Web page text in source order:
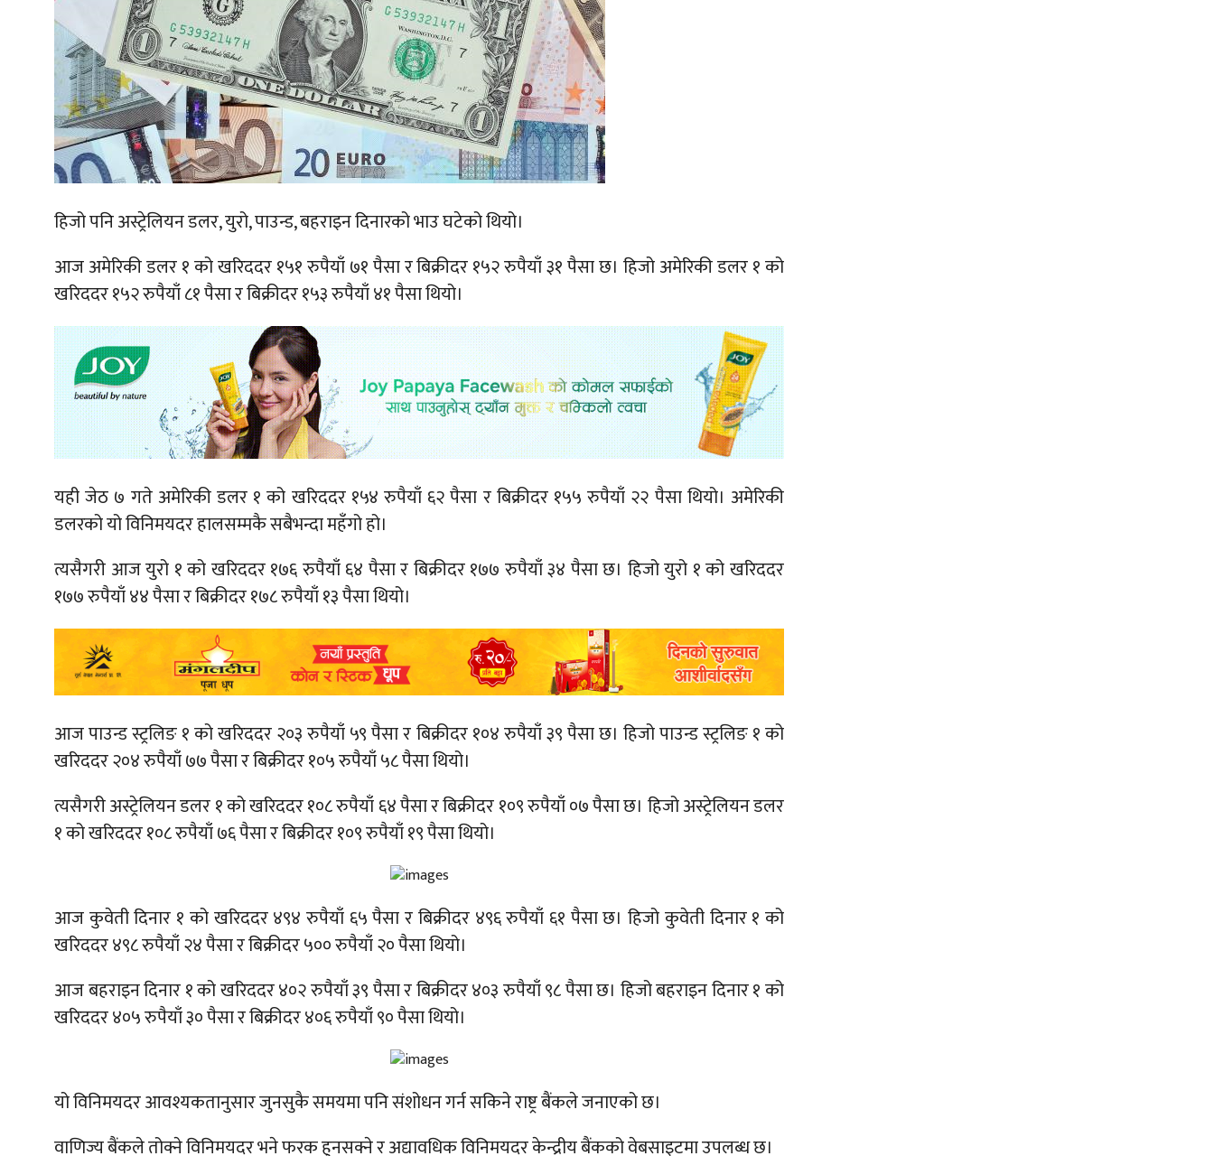
हिजो पनि अस्ट्रेलियन डलर, युरो, पाउन्ड, बहराइन दिनारको भाउ घटेको थियो।
आज अमेरिकी डलर १ को खरिददर १५१ रुपैयाँ ७१ पैसा र बिक्रीदर १५२ रुपैयाँ ३१ पैसा छ। हिजो अमेरिकी डलर १ को
खरिददर १५२ रुपैयाँ ८१ पैसा र बिक्रीदर १५३ रुपैयाँ ४१ पैसा थियो।
यही जेठ ७ गते अमेरिकी डलर १ को खरिददर १५४ रुपैयाँ ६२ पैसा र बिक्रीदर १५५ रुपैयाँ २२ पैसा थियो। अमेरिकी
डलरको यो विनिमयदर हालसम्मकै सबैभन्दा महँगो हो।
त्यसैगरी आज युरो १ को खरिददर १७६ रुपैयाँ ६४ पैसा र बिक्रीदर १७७ रुपैयाँ ३४ पैसा छ। हिजो युरो १ को खरिददर
१७७ रुपैयाँ ४४ पैसा र बिक्रीदर १७८ रुपैयाँ १३ पैसा थियो।
आज पाउन्ड स्ट्रलिङ १ को खरिददर २०३ रुपैयाँ ५९ पैसा र बिक्रीदर १०४ रुपैयाँ ३९ पैसा छ। हिजो पाउन्ड स्ट्रलिङ १ को
खरिददर २०४ रुपैयाँ ७७ पैसा र बिक्रीदर १०५ रुपैयाँ ५८ पैसा थियो।
त्यसैगरी अस्ट्रेलियन डलर १ को खरिददर १०८ रुपैयाँ ६४ पैसा र बिक्रीदर १०९ रुपैयाँ ०७ पैसा छ। हिजो अस्ट्रेलियन डलर
१ को खरिददर १०८ रुपैयाँ ७६ पैसा र बिक्रीदर १०९ रुपैयाँ १९ पैसा थियो।
आज कुवेती दिनार १ को खरिददर ४९४ रुपैयाँ ६५ पैसा र बिक्रीदर ४९६ रुपैयाँ ६१ पैसा छ। हिजो कुवेती दिनार १ को
खरिददर ४९८ रुपैयाँ २४ पैसा र बिक्रीदर ५०० रुपैयाँ २० पैसा थियो।
आज बहराइन दिनार १ को खरिददर ४०२ रुपैयाँ ३९ पैसा र बिक्रीदर ४०३ रुपैयाँ ९८ पैसा छ। हिजो बहराइन दिनार १ को
खरिददर ४०५ रुपैयाँ ३० पैसा र बिक्रीदर ४०६ रुपैयाँ ९० पैसा थियो।
यो विनिमयदर आवश्यकतानुसार जुनसुकै समयमा पनि संशोधन गर्न सकिने राष्ट्र बैंकले जनाएको छ।
वाणिज्य बैंकले तोक्ने विनिमयदर भने फरक हुनसक्ने र अद्यावधिक विनिमयदर केन्द्रीय बैंकको वेबसाइटमा उपलब्ध छ।